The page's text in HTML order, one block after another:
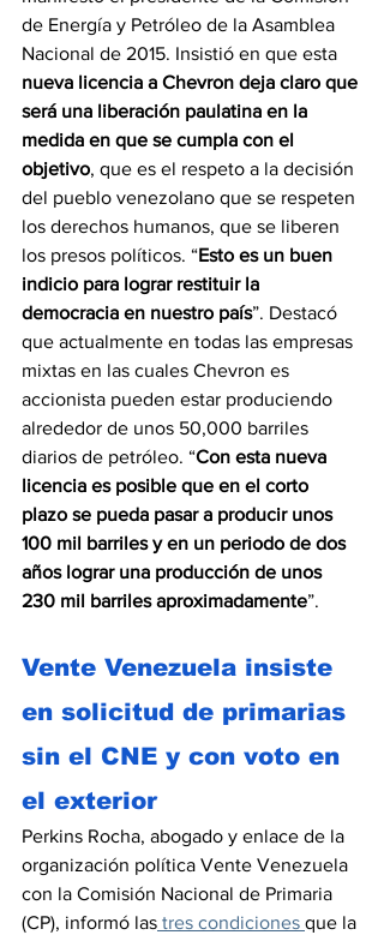
de Energía y Petróleo de la Asamblea
Nacional de 2015. Insistió en que esta
nueva licencia a Chevron deja claro que
será una liberación paulatina en la
medida en que se cumpla con el
objetivo, que es el respeto a la decisión
del pueblo venezolano que se respeten
los derechos humanos, que se liberen
los presos políticos. “Esto es un buen
indicio para lograr restituir la
democracia en nuestro país”. Destacó
que actualmente en todas las empresas
mixtas en las cuales Chevron es
accionista pueden estar produciendo
alrededor de unos 50,000 barriles
diarios de petróleo. “Con esta nueva
licencia es posible que en el corto
plazo se pueda pasar a producir unos
100 mil barriles y en un periodo de dos
años lograr una producción de unos
230 mil barriles aproximadamente”.
Vente Venezuela insiste
en solicitud de primarias
sin el CNE y con voto en
el exterior
Perkins Rocha, abogado y enlace de la
organización política Vente Venezuela
con la Comisión Nacional de Primaria
(CP), informó las tres condiciones que la